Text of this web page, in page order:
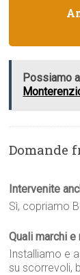
Possiamo
Domande
Intervenite
Sì, copriamo
Quali marchi
Installiamo e
su scorrevoli,